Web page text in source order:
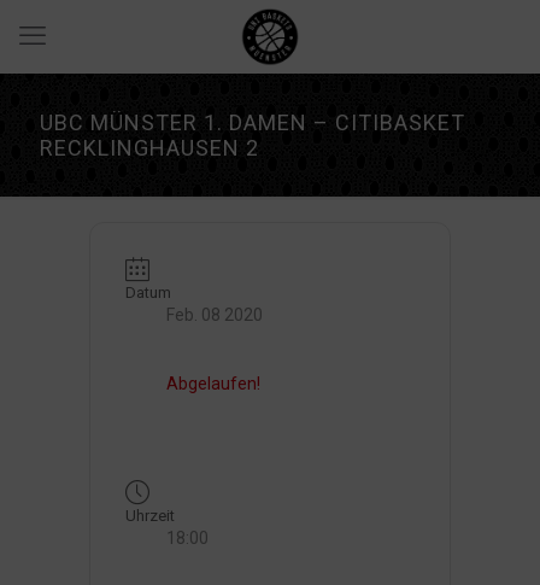
UBC MÜNSTER 1. DAMEN – CITIBASKET
RECKLINGHAUSEN 2
Datum
Feb. 08 2020
Abgelaufen!
Uhrzeit
18:00